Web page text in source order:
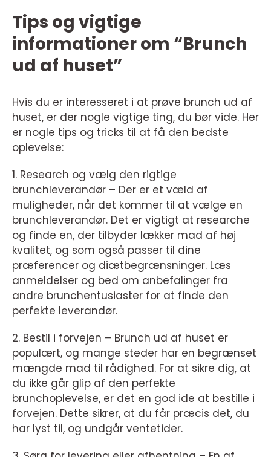
Tips og vigtige
informationer om “Brunch
ud af huset”
Hvis du er interesseret i at prøve brunch ud af
huset, er der nogle vigtige ting, du bør vide. Her
er nogle tips og tricks til at få den bedste
oplevelse:
1. Research og vælg den rigtige
brunchleverandør – Der er et væld af
muligheder, når det kommer til at vælge en
brunchleverandør. Det er vigtigt at researche
og finde en, der tilbyder lækker mad af høj
kvalitet, og som også passer til dine
præferencer og diætbegrænsninger. Læs
anmeldelser og bed om anbefalinger fra
andre brunchentusiaster for at finde den
perfekte leverandør.
2. Bestil i forvejen – Brunch ud af huset er
populært, og mange steder har en begrænset
mængde mad til rådighed. For at sikre dig, at
du ikke går glip af den perfekte
brunchoplevelse, er det en god ide at bestille i
forvejen. Dette sikrer, at du får præcis det, du
har lyst til, og undgår ventetider.